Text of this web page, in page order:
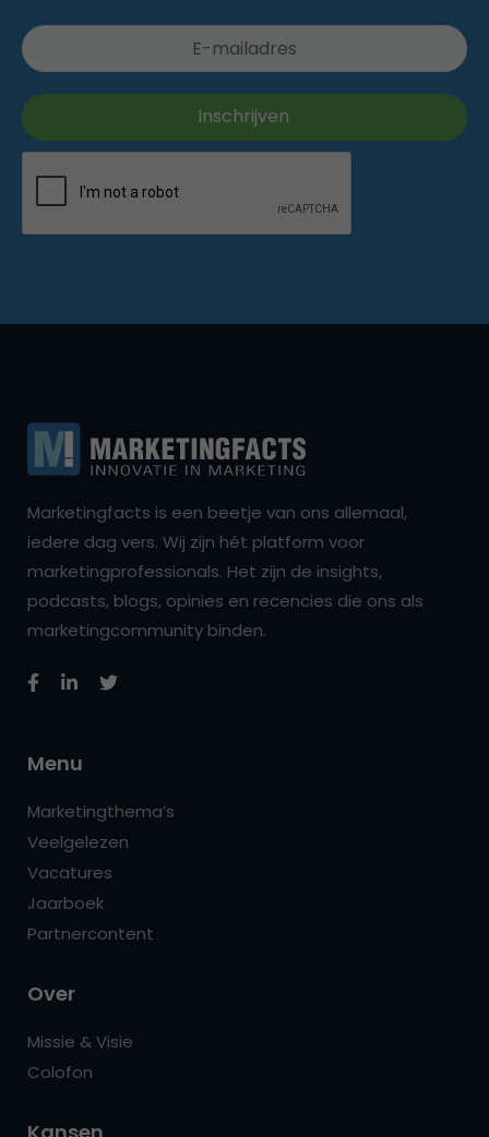
Marketingfacts is een beetje van ons allemaal,
iedere dag vers. Wij zijn hét platform voor
marketingprofessionals. Het zijn de insights,
podcasts, blogs, opinies en recencies die ons als
marketingcommunity binden.
Menu
Marketingthema’s
Veelgelezen
Vacatures
Jaarboek
Partnercontent
Over
Missie & Visie
Colofon